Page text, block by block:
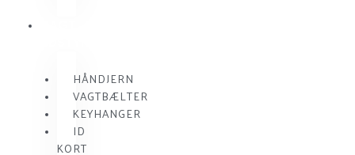
HÅNDJERN
VAGTBÆLTER
KEYHANGER
ID
KORT